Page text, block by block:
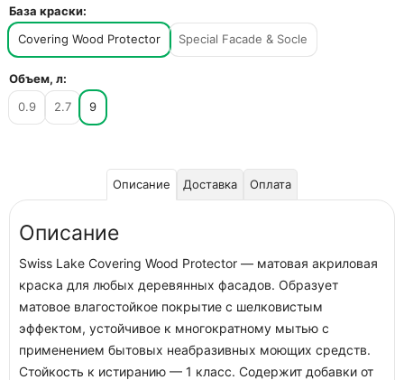
База краски:
Covering Wood Protector
Special Facade & Socle
Объем, л:
0.9
2.7 9
Описание Доставка Оплата
Описание
Swiss Lake Covering Wood Protector — матовая акриловая
краска для любых деревянных фасадов. Образует
матовое влагостойкое покрытие с шелковистым
эффектом, устойчивое к многократному мытью с
применением бытовых неабразивных моющих средств.
Стойкость к истиранию — 1 класс. Содержит добавки от